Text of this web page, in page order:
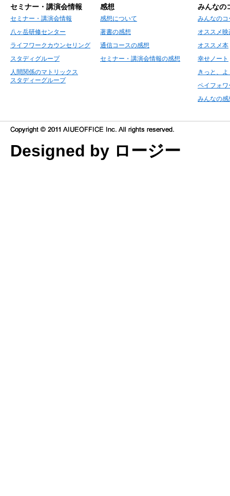
セミナー・講演会情報
セミナー・講演会情報
八ヶ岳研修センター
ライフワークカウンセリング
スタディグループ
人間関係のマトリックス
スタディーグループ
感想
感想について
著書の感想
通信コースの感想
セミナー・講演会情報の感想
みんなの
みんなの
オススメ映
オススメ本
幸せノート
きっと、
ペイフォワ
みんなの感
Designed by ロージー